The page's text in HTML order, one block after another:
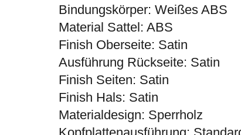
Bindungskörper: Weißes ABS
Material Sattel: ABS
Finish Oberseite: Satin
Ausführung Rückseite: Satin
Finish Seiten: Satin
Finish Hals: Satin
Materialdesign: Sperrholz